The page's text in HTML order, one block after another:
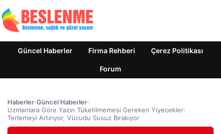
Güncel Haberler Firma Rehberi Çerez Politikası
Forum
Haberler›Güncel Haberler›
Uzmanlara Göre Yazın Tüketilmemesi Gereken Yiyecekler:
Terlemeyi Artırıyor, Vücudu Susuz Bırakıyor